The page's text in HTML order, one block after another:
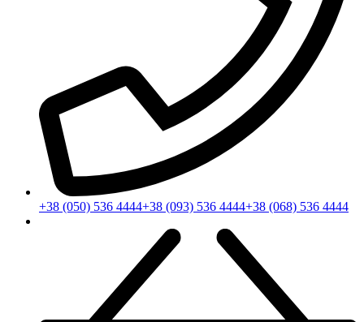
+38 (050) 536 4444+38 (093) 536 4444+38 (068) 536 4444